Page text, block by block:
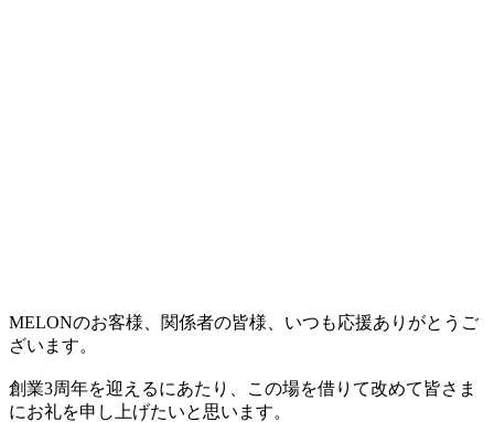
MELONのお客様、関係者の皆様、いつも応援ありがとうご
ざいます。
創業3周年を迎えるにあたり、この場を借りて改めて皆さま
にお礼を申し上げたいと思います。